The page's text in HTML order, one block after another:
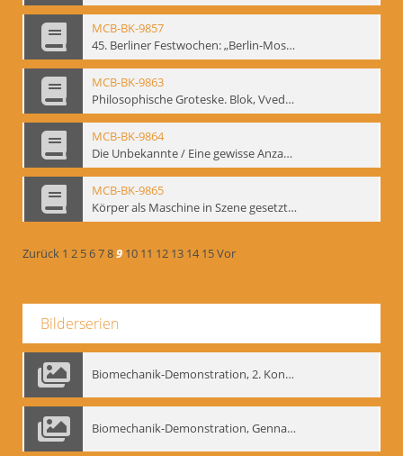
MCB-BK-9857
45. Berliner Festwochen: „Berlin-Moskau. Moskau-Berlin 1900-1950“, Berlin 1995 - interne Signatur: BM-prt-59-5
MCB-BK-9863
Philosophische Groteske. Blok, Vvedenskij und Meyerhold im bat Studiotheater - interne Signatur: BM-prt-60
MCB-BK-9864
Die Unbekannte / Eine gewisse Anzahl Gespräche - interne Signatur: BM-prt-61
MCB-BK-9865
Körper als Maschine in Szene gesetzt. „bat“-Studiotheater mit Neuinszenierungen - interne Signatur: BM-prt-62
Zurück 1 2 56789 10 11 12 13 14 15Vor
Bilderserien
Biomechanik-Demonstration, 2. Kongress der EMF, Mai 1995
Biomechanik-Demonstration, Gennadij Bogdanow im Berliner Ensemble, 04.10.1991